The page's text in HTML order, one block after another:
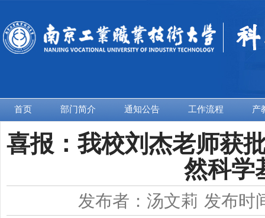
首页 部门简介 通知公告 工作流程 产
喜报：我校刘杰老师获
然科学
发布者：汤文莉 发布时